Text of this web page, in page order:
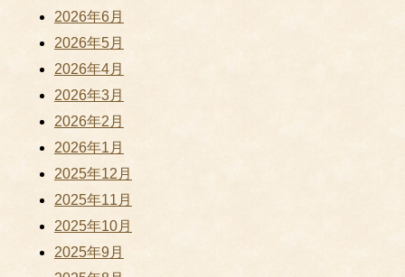
2026年6月
2026年5月
2026年4月
2026年3月
2026年2月
2026年1月
2025年12月
2025年11月
2025年10月
2025年9月